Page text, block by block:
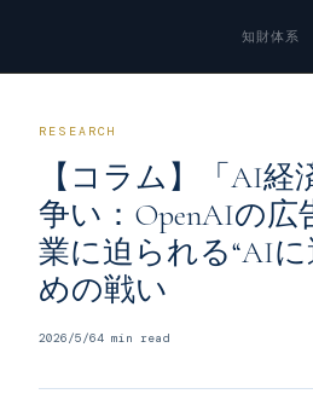
知財体系
RESEARCH
【コラム】「AI経
争い：OpenAIの広
業に迫られる“AIに
めの戦い
2026/5/64 min read